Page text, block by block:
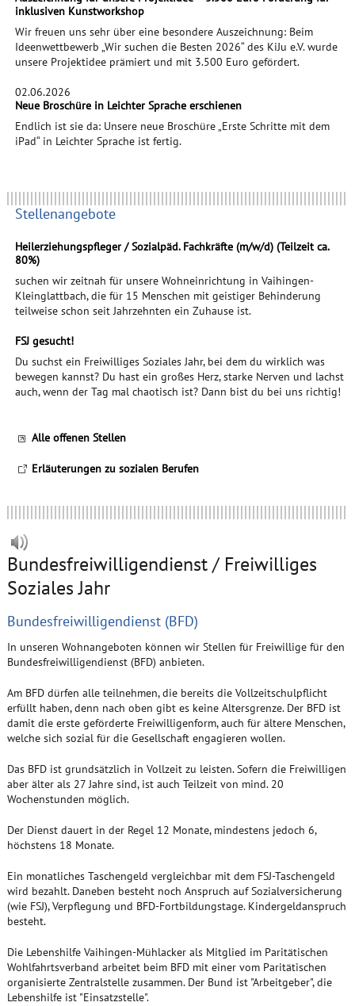
inklusiven Kunstworkshop
Wir freuen uns sehr über eine besondere Auszeichnung: Beim
Ideenwettbewerb „Wir suchen die Besten 2026“ des KiJu e.V. wurde
unsere Projektidee prämiert und mit 3.500 Euro gefördert.
02.06.2026
Neue Broschüre in Leichter Sprache erschienen
Endlich ist sie da: Unsere neue Broschüre „Erste Schritte mit dem
iPad“ in Leichter Sprache ist fertig.
Stellenangebote
Heilerziehungspfleger / Sozialpäd. Fachkräfte (m/w/d) (Teilzeit ca.
80%)
suchen wir zeitnah für unsere Wohneinrichtung in Vaihingen-
Kleinglattbach, die für 15 Menschen mit geistiger Behinderung
teilweise schon seit Jahrzehnten ein Zuhause ist.
FSJ gesucht!
Du suchst ein Freiwilliges Soziales Jahr, bei dem du wirklich was
bewegen kannst? Du hast ein großes Herz, starke Nerven und lachst
auch, wenn der Tag mal chaotisch ist? Dann bist du bei uns richtig!
Alle offenen Stellen
Erläuterungen zu sozialen Berufen
Bundesfreiwilligendienst / Freiwilliges
Soziales Jahr
Bundesfreiwilligendienst (BFD)
In unseren Wohnangeboten können wir Stellen für Freiwillige für den
Bundesfreiwilligendienst (BFD) anbieten.
Am BFD dürfen alle teilnehmen, die bereits die Vollzeitschulpflicht
erfüllt haben, denn nach oben gibt es keine Altersgrenze. Der BFD ist
damit die erste geförderte Freiwilligenform, auch für ältere Menschen,
welche sich sozial für die Gesellschaft engagieren wollen.
Das BFD ist grundsätzlich in Vollzeit zu leisten. Sofern die Freiwilligen
aber älter als 27 Jahre sind, ist auch Teilzeit von mind. 20
Wochenstunden möglich.
Der Dienst dauert in der Regel 12 Monate, mindestens jedoch 6,
höchstens 18 Monate.
Ein monatliches Taschengeld vergleichbar mit dem FSJ-Taschengeld
wird bezahlt. Daneben besteht noch Anspruch auf Sozialversicherung
(wie FSJ), Verpflegung und BFD-Fortbildungstage. Kindergeldanspruch
besteht.
Die Lebenshilfe Vaihingen-Mühlacker als Mitglied im Paritätischen
Wohlfahrtsverband arbeitet beim BFD mit einer vom Paritätischen
organisierte Zentralstelle zusammen. Der Bund ist "Arbeitgeber", die
Lebenshilfe ist "Einsatzstelle".